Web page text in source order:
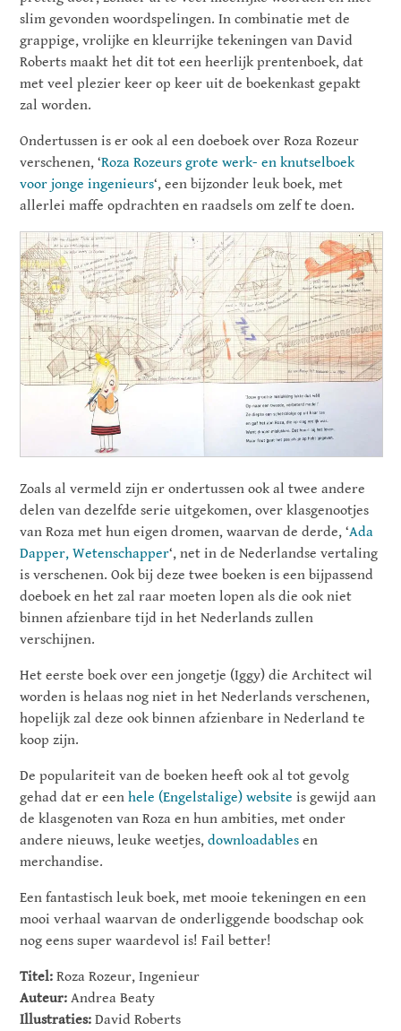
slim gevonden woordspelingen. In combinatie met de
grappige, vrolijke en kleurrijke tekeningen van David
Roberts maakt het dit tot een heerlijk prentenboek, dat
met veel plezier keer op keer uit de boekenkast gepakt
zal worden.
Ondertussen is er ook al een doeboek over Roza Rozeur
verschenen, ‘Roza Rozeurs grote werk- en knutselboek
voor jonge ingenieurs‘, een bijzonder leuk boek, met
allerlei maffe opdrachten en raadsels om zelf te doen.
Zoals al vermeld zijn er ondertussen ook al twee andere
delen van dezelfde serie uitgekomen, over klasgenootjes
van Roza met hun eigen dromen, waarvan de derde, ‘Ada
Dapper, Wetenschapper‘, net in de Nederlandse vertaling
is verschenen. Ook bij deze twee boeken is een bijpassend
doeboek en het zal raar moeten lopen als die ook niet
binnen afzienbare tijd in het Nederlands zullen
verschijnen.
Het eerste boek over een jongetje (Iggy) die Architect wil
worden is helaas nog niet in het Nederlands verschenen,
hopelijk zal deze ook binnen afzienbare in Nederland te
koop zijn.
De populariteit van de boeken heeft ook al tot gevolg
gehad dat er eenhele (Engelstalige) website is gewijd aan
de klasgenoten van Roza en hun ambities, met onder
andere nieuws, leuke weetjes,downloadables en
merchandise.
Een fantastisch leuk boek, met mooie tekeningen en een
mooi verhaal waarvan de onderliggende boodschap ook
nog eens super waardevol is! Fail better!
Titel: Roza Rozeur, Ingenieur
Auteur: Andrea Beaty
Illustraties: David Roberts